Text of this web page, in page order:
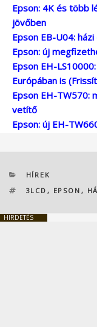
Epson: 4K és több
jövőben
Epson EB-U04:
Epson: új
Epson EH-
Európában is
Epson EH-TW570:
vetítő
Epson: új EH-
KATEGÓRIÁK
HÍREK
CÍMKÉK
3LCD , EPSON ,
HIRDETÉS